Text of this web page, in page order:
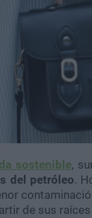
sostenible,
del petróleo.
de sus